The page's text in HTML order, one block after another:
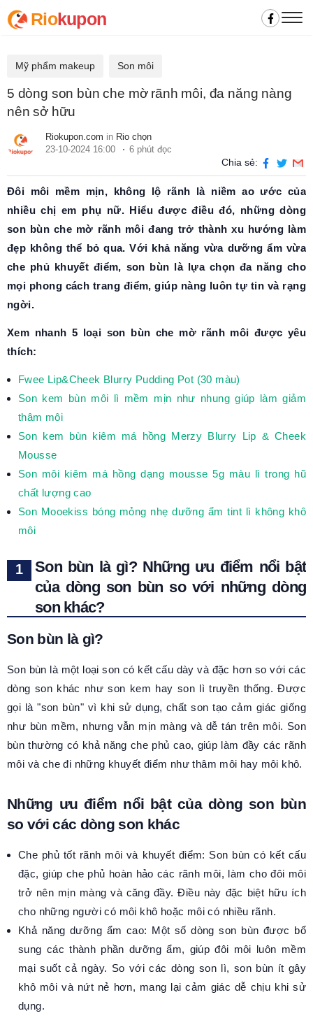
Riokupon
Mỹ phẩm makeup Son môi
5 dòng son bùn che mờ rãnh môi, đa năng nàng
nên sở hữu
Riokupon.com in Rio chọn
23-10-2024 16:00
6 phút đọc
Chia sẻ:
Đôi môi mềm mịn, không lộ rãnh là niềm ao ước của
nhiều chị em phụ nữ. Hiểu được điều đó, những dòng
son bùn che mờ rãnh môi đang trở thành xu hướng làm
đẹp không thể bỏ qua. Với khả năng vừa dưỡng ẩm vừa
che phủ khuyết điểm, son bùn là lựa chọn đa năng cho
mọi phong cách trang điểm, giúp nàng luôn tự tin và rạng
ngời.
Xem nhanh 5 loại son bùn che mờ rãnh môi được yêu
thích:
Fwee Lip&Cheek Blurry Pudding Pot (30 màu)
Son kem bùn môi lì mềm mịn như nhung giúp làm giảm
thâm môi
Son kem bùn kiêm má hồng Merzy Blurry Lip & Cheek
Mousse
Son môi kiêm má hồng dạng mousse 5g màu lì trong hũ
chất lượng cao
Son Mooekiss bóng mỏng nhẹ dưỡng ẩm tint lì không khô
môi
Son bùn là gì? Những ưu điểm nổi bật
của dòng son bùn so với những dòng
son khác?
Son bùn là gì?
Son bùn là một loại son có kết cấu dày và đặc hơn so với các
dòng son khác như son kem hay son lì truyền thống. Được
gọi là "son bùn" vì khi sử dụng, chất son tạo cảm giác giống
như bùn mềm, nhưng vẫn mịn màng và dễ tán trên môi. Son
bùn thường có khả năng che phủ cao, giúp làm đầy các rãnh
môi và che đi những khuyết điểm như thâm môi hay môi khô.
Những ưu điểm nổi bật của dòng son bùn
so với các dòng son khác
Che phủ tốt rãnh môi và khuyết điểm: Son bùn có kết cấu
đặc, giúp che phủ hoàn hảo các rãnh môi, làm cho đôi môi
trở nên mịn màng và căng đầy. Điều này đặc biệt hữu ích
cho những người có môi khô hoặc môi có nhiều rãnh.
Khả năng dưỡng ẩm cao: Một số dòng son bùn được bổ
sung các thành phần dưỡng ẩm, giúp đôi môi luôn mềm
mại suốt cả ngày. So với các dòng son lì, son bùn ít gây
khô môi và nứt nẻ hơn, mang lại cảm giác dễ chịu khi sử
dụng.